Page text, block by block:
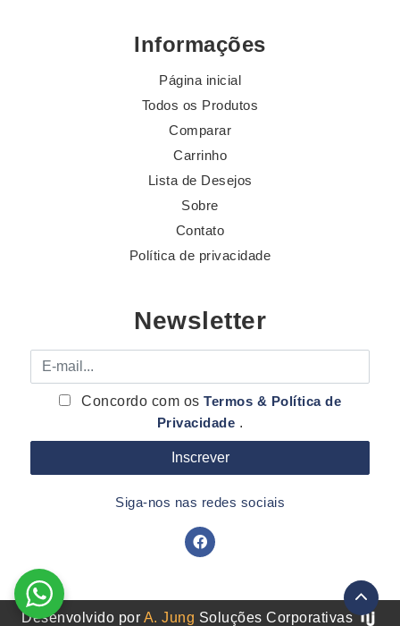
Informações
Página inicial
Todos os Produtos
Comparar
Carrinho
Lista de Desejos
Sobre
Contato
Política de privacidade
Newsletter
E-mail
Concordo com osTermos & Política de
Privacidade .
Siga-nos nas redes sociais
Desenvolvido por A. Jung Soluções Corporativas